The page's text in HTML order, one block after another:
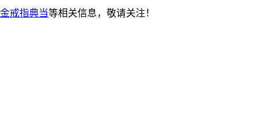
戒指典当等相关信息，敬请关注！